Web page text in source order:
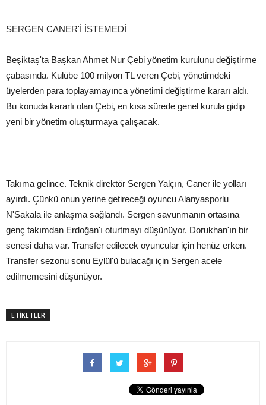
SERGEN CANER'İ İSTEMEDİ
Beşiktaş'ta Başkan Ahmet Nur Çebi yönetim kurulunu değiştirme
çabasında. Kulübe 100 milyon TL veren Çebi, yönetimdeki
üyelerden para toplayamayınca yönetimi değiştirme kararı aldı.
Bu konuda kararlı olan Çebi, en kısa sürede genel kurula gidip
yeni bir yönetim oluşturmaya çalışacak.
Takıma gelince. Teknik direktör Sergen Yalçın, Caner ile yolları
ayırdı. Çünkü onun yerine getireceği oyuncu Alanyasporlu
N'Sakala ile anlaşma sağlandı. Sergen savunmanın ortasına
genç takımdan Erdoğan'ı oturtmayı düşünüyor. Dorukhan'ın bir
senesi daha var. Transfer edilecek oyuncular için henüz erken.
Transfer sezonu sonu Eylül'ü bulacağı için Sergen acele
edilmemesini düşünüyor.
ETİKETLER